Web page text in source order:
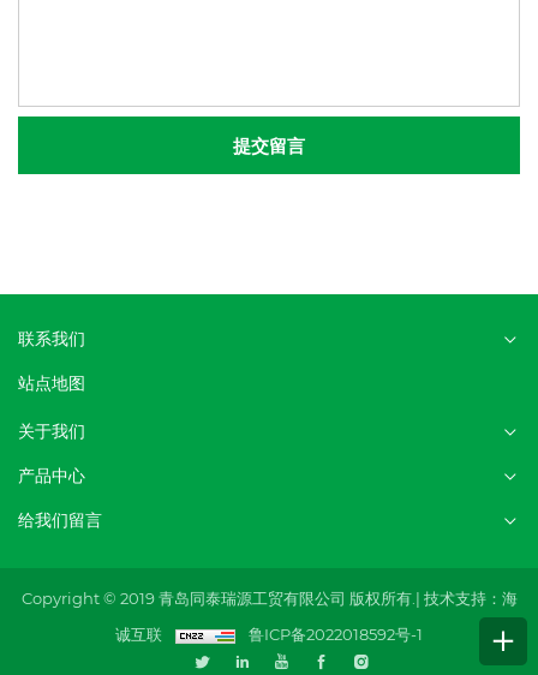
提交留言
联系我们
站点地图
关于我们
产品中心
给我们留言
Copyright © 2019 青岛同泰瑞源工贸有限公司 版权所有.| 技术支持：海
诚互联
鲁ICP备2022018592号-1